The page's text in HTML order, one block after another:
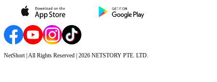
NetShort | All Rights Reserved | 2026 NETSTORY PTE. LTD.